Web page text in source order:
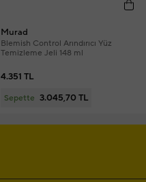
Murad
Blemish Control Arındırıcı Yüz
Temizleme Jeli 148 ml
4.351 TL
Sepette 3.045,70 TL